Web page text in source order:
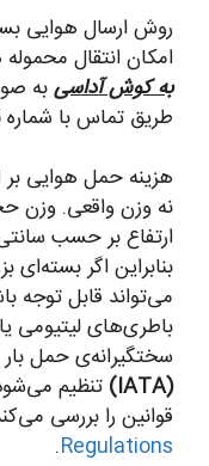
روش ارسال هوایی
امکان انتقال
به کوش آداسیبه
طریق تماس با شماره 5 رقمی آنی بار استعلام نمایید .
هزینه حمل هوایی
نه وزن واقعی. وزن
بنابراین اگر
می‌تواند قابل توجه
باطری‌های لیتیومی
سختگیرانه‌ی حمل
(IATA)
تنظیم
قوانین را بررسی
Regulations
.